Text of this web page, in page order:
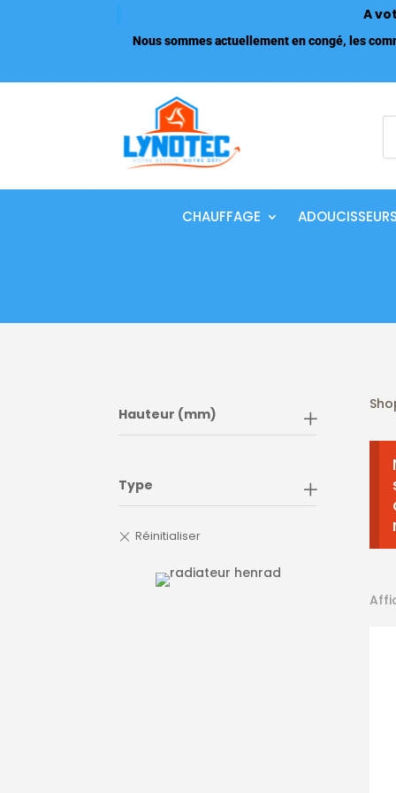
A
Nous sommes actuellement en congé, les
CHAUFFAGE
Hauteur (mm)
Type